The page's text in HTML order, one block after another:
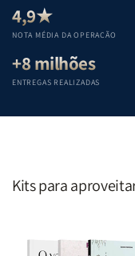
Teológica
Penkal
4,9★
NOTA MÉDIA DA OPERAÇÃO
+8 milhões
ENTREGAS REALIZADAS
Kits para